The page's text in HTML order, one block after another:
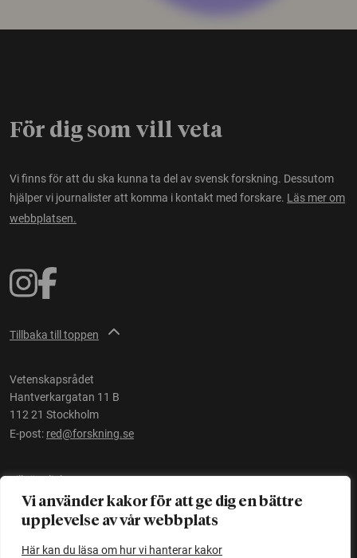
Vi använder kakor för att ge dig en bättre
upplevelse av vår webbplats
Här kan du läsa om hur vi hanterar kakor
För dig som vill veta
Vi finns för att du ska kunna ta del av svensk forskning. Dessutom
hjälper vi journalister att komma i kontakt med forskare. Läs mer om
webbplatsen.
Tillbaka till toppen
Vetenskapsrådet
Hantverkargatan 11 B
112 21 Stockholm
E-post: red@forskning.se
Tillgänglighet
Ett initiativ avVetenskapsrådet